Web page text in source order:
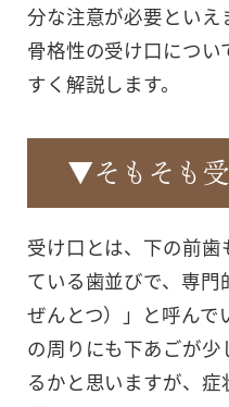
分な注意が必要といえ
骨格性の受け口につ
すく解説します。
▼そもそも受
受け口とは、下の前
ている歯並びで、専門
ぜんとつ）」と呼んで
の周りにも下あごが
るかと思いますが、